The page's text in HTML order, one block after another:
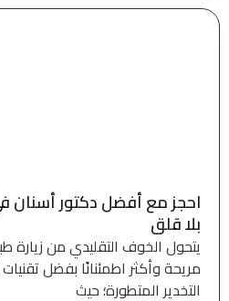
احجز مع أفضل دكتور أسنان في
بلا قلق
يتحول الخوف التقليدي من زيارة طبيب
مريحة وأكثر اطمئنانًا بفضل تقنيات
التخدير المتطورة؛ حيث